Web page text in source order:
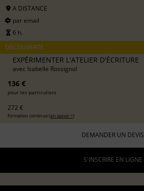
A DISTANCE
par email
6 h.
DÉCOUVERTE
EXPÉRIMENTER L'ATELIER D'ÉCRITURE
avec Isabelle Rossignol
136 €
pour les particuliers
272 €
formation continue (en savoir +)
DEMANDER UN DEVIS
S'INSCRIRE EN LIGNE